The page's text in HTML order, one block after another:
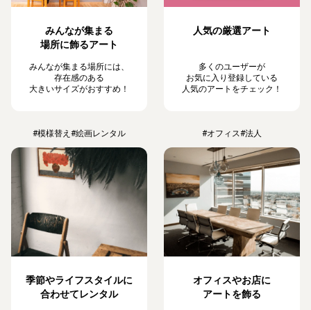
みんなが集まる
場所に飾るアート
みんなが集まる場所には、
存在感のある
大きいサイズがおすすめ！
人気の厳選アート
多くのユーザーが
お気に入り登録している
人気のアートをチェック！
#模様替え #絵画レンタル
季節やライフスタイルに
合わせてレンタル
#オフィス#法人
オフィスやお店に
アートを飾る